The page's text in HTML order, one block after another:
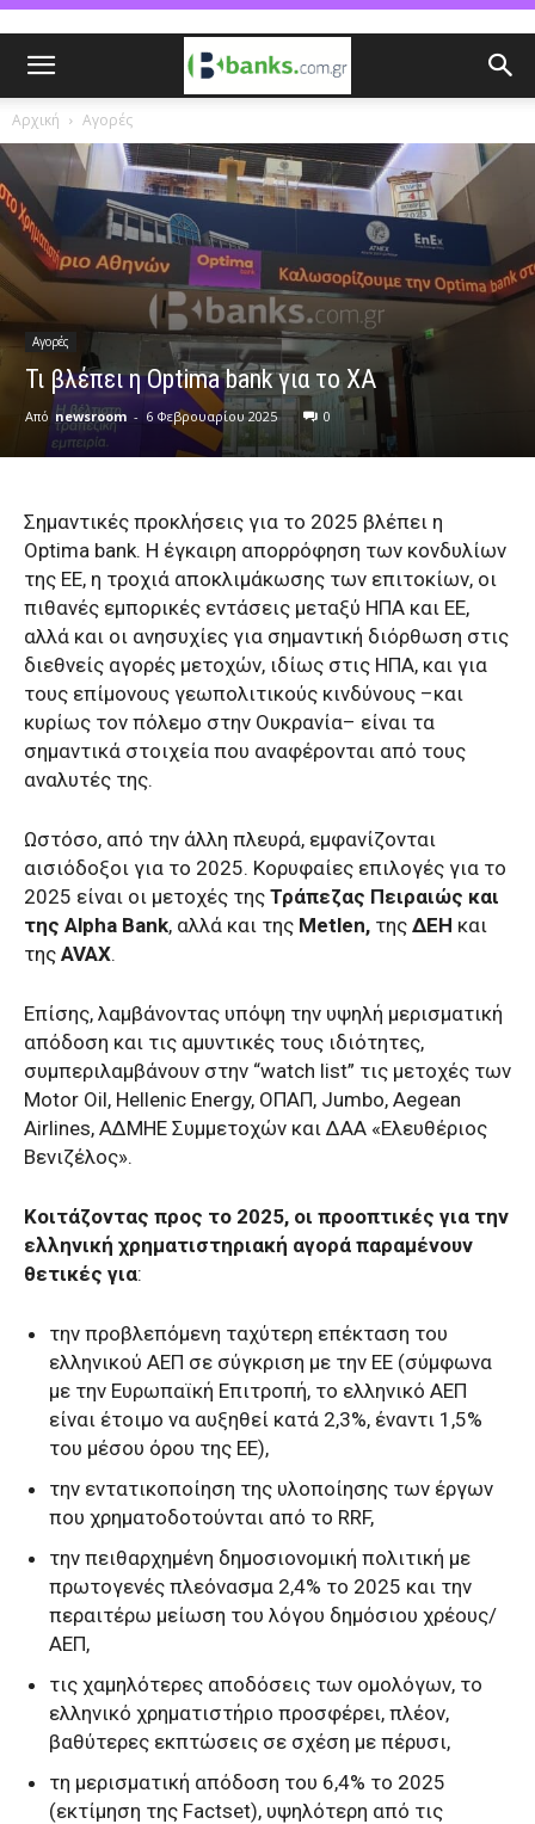
Αρχική Αγορές
Αγορές
Τι βλέπει η Optima bank για το ΧΑ
Από newsroom - 6 Φεβρουαρίου 2025 0
Σημαντικές προκλήσεις για το 2025 βλέπει η
Optima bank. Η έγκαιρη απορρόφηση των κονδυλίων
της ΕΕ, η τροχιά αποκλιμάκωσης των επιτοκίων, οι
πιθανές εμπορικές εντάσεις μεταξύ ΗΠΑ και ΕΕ,
αλλά και οι ανησυχίες για σημαντική διόρθωση στις
διεθνείς αγορές μετοχών, ιδίως στις ΗΠΑ, και για
τους επίμονους γεωπολιτικούς κινδύνους –και
κυρίως τον πόλεμο στην Ουκρανία– είναι τα
σημαντικά στοιχεία που αναφέρονται από τους
αναλυτές της.
Ωστόσο, από την άλλη πλευρά, εμφανίζονται
αισιόδοξοι για το 2025. Κορυφαίες επιλογές για το
2025 είναι οι μετοχές της Τράπεζας Πειραιώς και
της Alpha Βank, αλλά και της Metlen, της ΔΕΗ και
της AVAX.
Επίσης, λαμβάνοντας υπόψη την υψηλή μερισματική
απόδοση και τις αμυντικές τους ιδιότητες,
συμπεριλαμβάνουν στην “watch list” τις μετοχές των
Motor Oil, Hellenic Energy, ΟΠΑΠ, Jumbo, Aegean
Airlines, ΑΔΜΗΕ Συμμετοχών και ΔΑΑ «Ελευθέριος
Βενιζέλος».
Κοιτάζοντας προς το 2025, οι προοπτικές για την
ελληνική χρηματιστηριακή αγορά παραμένουν
θετικές για:
την προβλεπόμενη ταχύτερη επέκταση του
ελληνικού ΑΕΠ σε σύγκριση με την ΕΕ (σύμφωνα
με την Ευρωπαϊκή Επιτροπή, το ελληνικό ΑΕΠ
είναι έτοιμο να αυξηθεί κατά 2,3%, έναντι 1,5%
του μέσου όρου της ΕΕ),
την εντατικοποίηση της υλοποίησης των έργων
που χρηματοδοτούνται από το RRF,
την πειθαρχημένη δημοσιονομική πολιτική με
πρωτογενές πλεόνασμα 2,4% το 2025 και την
περαιτέρω μείωση του λόγου δημόσιου χρέους/
ΑΕΠ,
τις χαμηλότερες αποδόσεις των ομολόγων, το
ελληνικό χρηματιστήριο προσφέρει, πλέον,
βαθύτερες εκπτώσεις σε σχέση με πέρυσι,
τη μερισματική απόδοση του 6,4% το 2025
(εκτίμηση της Factset), υψηλότερη από τις